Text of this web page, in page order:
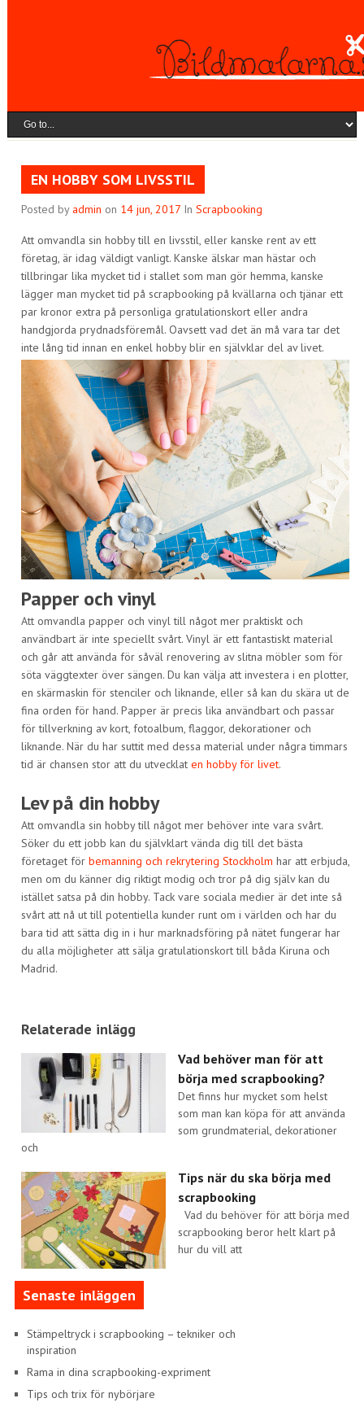
EN HOBBY SOM LIVSSTIL
Posted by admin on 14 jun, 2017 InScrapbooking
Att omvandla sin hobby till en livsstil, eller kanske rent av ett
företag, är idag väldigt vanligt. Kanske älskar man hästar och
tillbringar lika mycket tid i stallet som man gör hemma, kanske
lägger man mycket tid på scrapbooking på kvällarna och tjänar ett
par kronor extra på personliga gratulationskort eller andra
handgjorda prydnadsföremål. Oavsett vad det än må vara tar det
inte lång tid innan en enkel hobby blir en självklar del av livet.
Papper och vinyl
Att omvandla papper och vinyl till något mer praktiskt och
användbart är inte speciellt svårt. Vinyl är ett fantastiskt material
och går att använda för såväl renovering av slitna möbler som för
söta väggtexter över sängen. Du kan välja att investera i en plotter,
en skärmaskin för stenciler och liknande, eller så kan du skära ut de
fina orden för hand. Papper är precis lika användbart och passar
för tillverkning av kort, fotoalbum, flaggor, dekorationer och
liknande. När du har suttit med dessa material under några timmars
tid är chansen stor att du utvecklaten hobby för livet.
Lev på din hobby
Att omvandla sin hobby till något mer behöver inte vara svårt.
Söker du ett jobb kan du självklart vända dig till det bästa
företaget förbemanning och rekrytering Stockholm har att erbjuda,
men om du känner dig riktigt modig och tror på dig själv kan du
istället satsa på din hobby. Tack vare sociala medier är det inte så
svårt att nå ut till potentiella kunder runt om i världen och har du
bara tid att sätta dig in i hur marknadsföring på nätet fungerar har
du alla möjligheter att sälja gratulationskort till båda Kiruna och
Madrid.
Relaterade inlägg
Vad behöver man för att
börja med scrapbooking?
Det finns hur mycket som helst
som man kan köpa för att använda
som grundmaterial, dekorationer
och
Tips när du ska börja med
scrapbooking
Vad du behöver för att börja med
scrapbooking beror helt klart på
hur du vill att
Senaste inläggen
Stämpeltryck i scrapbooking – tekniker och
inspiration
Rama in dina scrapbooking-expriment
Tips och trix för nybörjare